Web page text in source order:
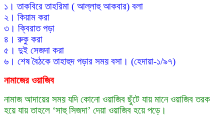
১। তাকবিরে তাহরিমা ( আল্লাহু আকবার) বলা
২। কিয়াম করা
৩। ক্বিরাত পড়া
৪। রুকু করা
৫। দুই সেজদা করা
৬। শেষ বৈঠকে তাহাহুদ পড়ার সময় বসা। (হেদায়া-১/৯৭)
নামাজের ওয়াজিব
নামাজ আদায়ের সময় যদি কোনো ওয়াজিব ছুঁটে যায় মানে ওয়াজিব তরক
হয়ে যায় তাহলে ‘সাহু সিজদা’ দেয়া ওয়াজিব হয়ে পড়ে।